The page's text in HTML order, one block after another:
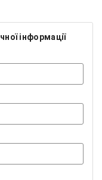
інформації